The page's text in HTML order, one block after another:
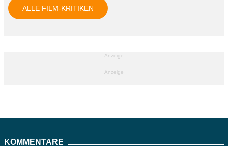
ALLE FILM-KRITIKEN
Anzeige
Anzeige
KOMMENTARE